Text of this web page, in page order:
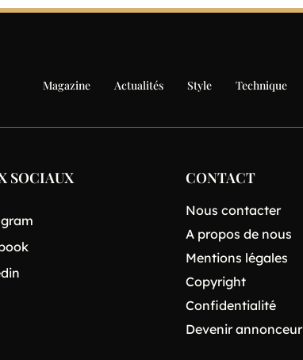
Magazine Actualités Style Technique
SOCIAUX CONTACT
Nous contacter
A propos de nous
Mentions légales
Copyright
Confidentialité
Devenir annonceur